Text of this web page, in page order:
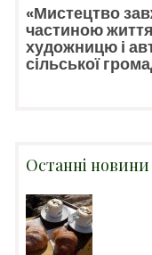
«Мистецтво
частиною
художницю і
сільської
Останні новини